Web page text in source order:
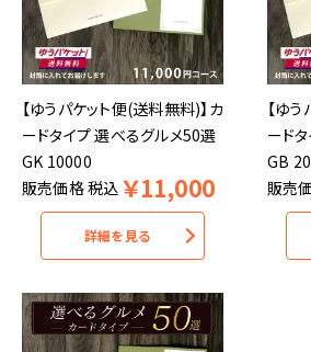
【ゆうパケット便(送料無料)】カ
ードタイプ 選べるグルメ50選
GK 10000
販売価格税込 ￥11,000
詳細を見る
【ゆ
ード
GB
販売